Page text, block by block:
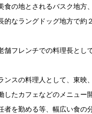
食の地とされるバスク地方
的なラングドッグ地方で約
舗フレンチでの料理長とし
ンスの料理人として、東映
したカフェなどのメニュー
者を勤める等、幅広い食の